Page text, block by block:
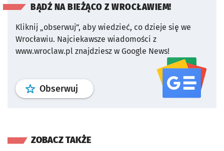
BĄDŹ NA BIEŻĄCO Z WROCŁAWIEM!
Kliknij „obserwuj”, aby wiedzieć, co dzieje się we
Wrocławiu. Najciekawsze wiadomości z
www.wroclaw.pl znajdziesz w Google News!
Obserwuj profil serwisu
ZOBACZ TAKŻE